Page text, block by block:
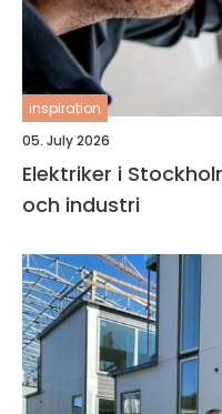
inspiration
05. July 2026
Elektriker i
och industri